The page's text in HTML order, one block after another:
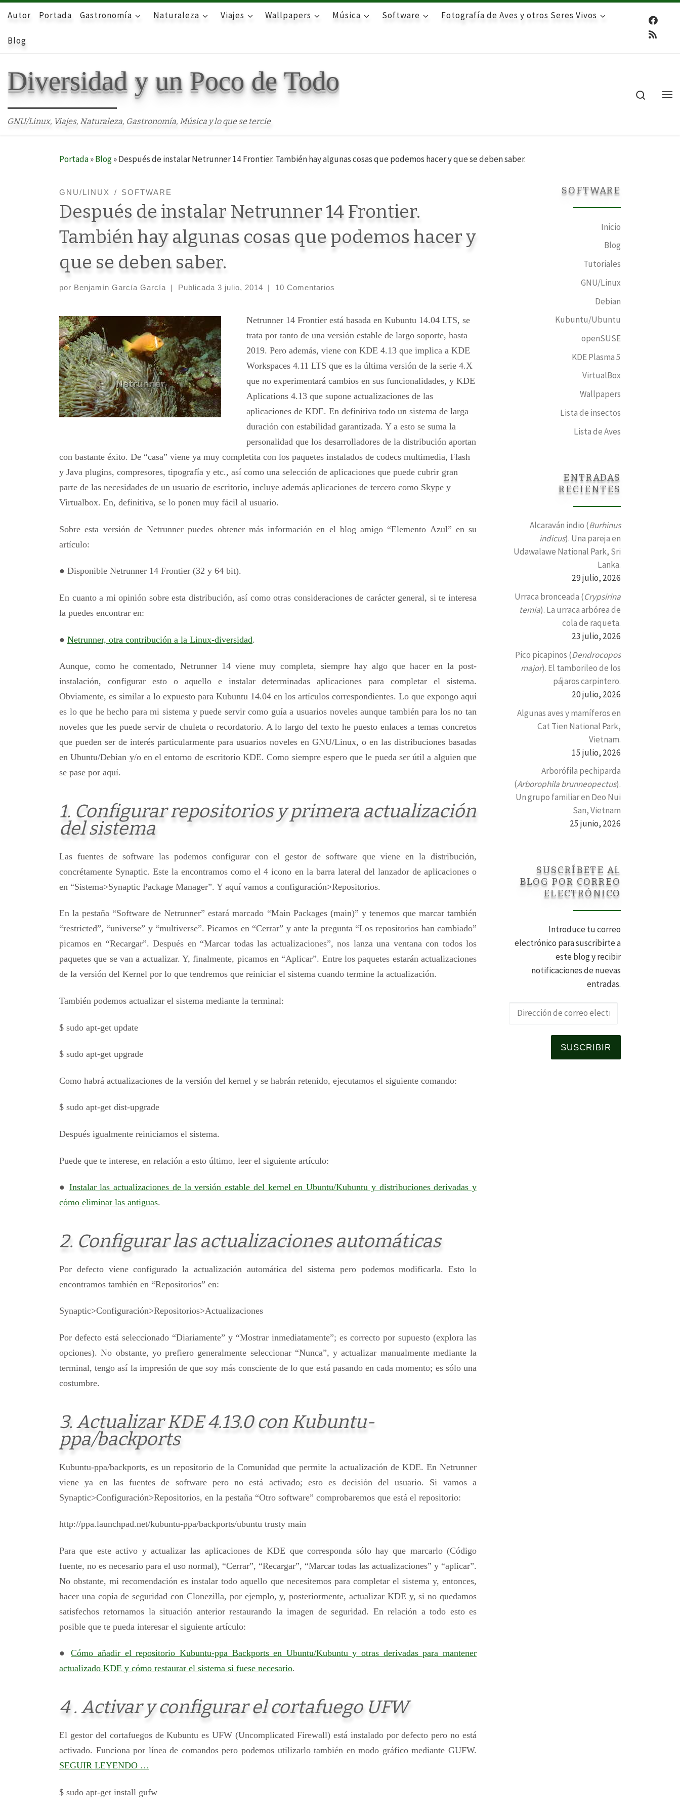
Skip to content
Autor Portada Gastronomía Naturaleza Viajes Wallpapers Música Software Fotografía de Aves y otros Seres Vivos
Blog
Diversidad y un Poco de Todo
GNU/Linux, Viajes, Naturaleza, Gastronomía, Música y lo que se tercie
Search
Portada»Blog»Después de instalar Netrunner 14 Frontier. También hay algunas cosas que podemos hacer y que se deben saber.
GNU/LINUX SOFTWARE
Después de instalar Netrunner 14 Frontier.
También hay algunas cosas que podemos hacer y
que se deben saber.
por Benjamín García García | Publicada 3 julio, 2014 | 10 Comentarios
Netrunner 14 Frontier está basada en Kubuntu 14.04 LTS, se
trata por tanto de una versión estable de largo soporte, hasta
2019. Pero además, viene con KDE 4.13 que implica a KDE
Workspaces 4.11 LTS que es la última versión de la serie 4.X
que no experimentará cambios en sus funcionalidades, y KDE
Aplications 4.13 que supone actualizaciones de las
aplicaciones de KDE. En definitiva todo un sistema de larga
duración con estabilidad garantizada. Y a esto se suma la
personalidad que los desarrolladores de la distribución aportan
con bastante éxito. De “casa” viene ya muy completita con los paquetes instalados de codecs multimedia, Flash
y Java plugins, compresores, tipografía y etc., así como una selección de aplicaciones que puede cubrir gran
parte de las necesidades de un usuario de escritorio, incluye además aplicaciones de tercero como Skype y
Virtualbox. En, definitiva, se lo ponen muy fácil al usuario.
Sobre esta versión de Netrunner puedes obtener más información en el blog amigo “Elemento Azul” en su
artículo:
● Disponible Netrunner 14 Frontier (32 y 64 bit).
En cuanto a mi opinión sobre esta distribución, así como otras consideraciones de carácter general, si te interesa
la puedes encontrar en:
● Netrunner, otra contribución a la Linux-diversidad.
Aunque, como he comentado, Netrunner 14 viene muy completa, siempre hay algo que hacer en la post-
instalación, configurar esto o aquello e instalar determinadas aplicaciones para completar el sistema.
Obviamente, es similar a lo expuesto para Kubuntu 14.04 en los artículos correspondientes. Lo que expongo aquí
es lo que he hecho para mi sistema y puede servir como guía a usuarios noveles aunque también para los no tan
noveles que les puede servir de chuleta o recordatorio. A lo largo del texto he puesto enlaces a temas concretos
que pueden ser de interés particularmente para usuarios noveles en GNU/Linux, o en las distribuciones basadas
en Ubuntu/Debian y/o en el entorno de escritorio KDE. Como siempre espero que le pueda ser útil a alguien que
se pase por aquí.
1. Configurar repositorios y primera actualización
del sistema
Las fuentes de software las podemos configurar con el gestor de software que viene en la distribución,
concrétamente Synaptic. Este la encontramos como el 4 icono en la barra lateral del lanzador de aplicaciones o
en “Sistema>Synaptic Package Manager”. Y aquí vamos a configuración>Repositorios.
En la pestaña “Software de Netrunner” estará marcado “Main Packages (main)” y tenemos que marcar también
“restricted”, “universe” y “multiverse”. Picamos en “Cerrar” y ante la pregunta “Los repositorios han cambiado”
picamos en “Recargar”. Después en “Marcar todas las actualizaciones”, nos lanza una ventana con todos los
paquetes que se van a actualizar. Y, finalmente, picamos en “Aplicar”. Entre los paquetes estarán actualizaciones
de la versión del Kernel por lo que tendremos que reiniciar el sistema cuando termine la actualización.
También podemos actualizar el sistema mediante la terminal:
$ sudo apt-get update
$ sudo apt-get upgrade
Como habrá actualizaciones de la versión del kernel y se habrán retenido, ejecutamos el siguiente comando:
$ sudo apt-get dist-upgrade
Después igualmente reiniciamos el sistema.
Puede que te interese, en relación a esto último, leer el siguiente artículo:
● Instalar las actualizaciones de la versión estable del kernel en Ubuntu/Kubuntu y distribuciones derivadas y
cómo eliminar las antiguas.
2. Configurar las actualizaciones automáticas
Por defecto viene configurado la actualización automática del sistema pero podemos modificarla. Esto lo
encontramos también en “Repositorios” en:
Synaptic>Configuración>Repositorios>Actualizaciones
Por defecto está seleccionado “Diariamente” y “Mostrar inmediatamente”; es correcto por supuesto (explora las
opciones). No obstante, yo prefiero generalmente seleccionar “Nunca”, y actualizar manualmente mediante la
terminal, tengo así la impresión de que soy más consciente de lo que está pasando en cada momento; es sólo una
costumbre.
3. Actualizar KDE 4.13.0 con Kubuntu-
ppa/backports
Kubuntu-ppa/backports, es un repositorio de la Comunidad que permite la actualización de KDE. En Netrunner
viene ya en las fuentes de software pero no está activado; esto es decisión del usuario. Si vamos a
Synaptic>Configuración>Repositorios, en la pestaña “Otro software” comprobaremos que está el repositorio:
http://ppa.launchpad.net/kubuntu-ppa/backports/ubuntu trusty main
Para que este activo y actualizar las aplicaciones de KDE que corresponda sólo hay que marcarlo (Código
fuente, no es necesario para el uso normal), “Cerrar”, “Recargar”, “Marcar todas las actualizaciones” y “aplicar”.
No obstante, mi recomendación es instalar todo aquello que necesitemos para completar el sistema y, entonces,
hacer una copia de seguridad con Clonezilla, por ejemplo, y, posteriormente, actualizar KDE y, si no quedamos
satisfechos retornamos la situación anterior restaurando la imagen de seguridad. En relación a todo esto es
posible que te pueda interesar el siguiente artículo:
●Cómo añadir el repositorio Kubuntu-ppa Backports en Ubuntu/Kubuntu y otras derivadas para mantener
actualizado KDE y cómo restaurar el sistema si fuese necesario.
4 . Activar y configurar el cortafuego UFW
El gestor del cortafuegos de Kubuntu es UFW (Uncomplicated Firewall) está instalado por defecto pero no está
activado. Funciona por línea de comandos pero podemos utilizarlo también en modo gráfico mediante GUFW.
SEGUIR LEYENDO …
$ sudo apt-get install gufw
SOFTWARE
Inicio
Blog
Tutoriales
GNU/Linux
Debian
Kubuntu/Ubuntu
openSUSE
KDE Plasma 5
VirtualBox
Wallpapers
Lista de insectos
Lista de Aves
ENTRADAS
RECIENTES
Alcaraván indio (Burhinus
indicus). Una pareja en
Udawalawe National Park, Sri
Lanka.
29 julio, 2026
Urraca bronceada (Crypsirina
temia). La urraca arbórea de
cola de raqueta.
23 julio, 2026
Pico picapinos (Dendrocopos
major). El tamborileo de los
pájaros carpintero.
20 julio, 2026
Algunas aves y mamíferos en
Cat Tien National Park,
Vietnam.
15 julio, 2026
Arborófila pechiparda
(Arborophila brunneopectus).
Un grupo familiar en Deo Nui
San, Vietnam
25 junio, 2026
SUSCRÍBETE AL
BLOG POR CORREO
ELECTRÓNICO
Introduce tu correo
electrónico para suscribirte a
este blog y recibir
notificaciones de nuevas
entradas.
SUSCRIBIR